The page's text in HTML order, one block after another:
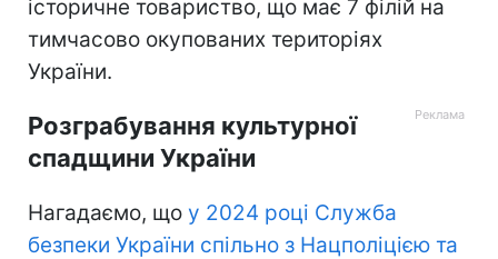
історичне товариство, що має 7 філій на
тимчасово окупованих територіях
України.
Розграбування культурної
спадщини України
Нагадаємо, що у 2024 році Служба
безпеки України спільно з Нацполіцією та